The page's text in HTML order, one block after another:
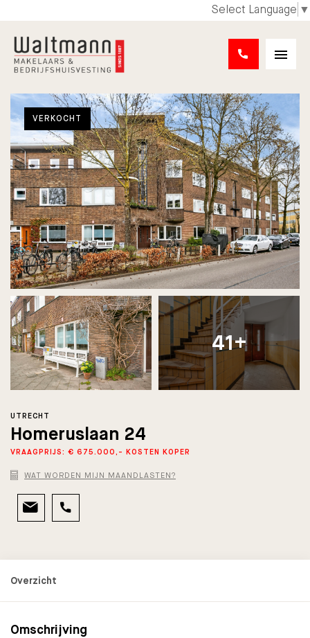
Select Language ▼
VERKOCHT
41+
Homeruslaan 24
UTRECHT
VRAAGPRIJS: € 675.000,- KOSTEN KOPER
WAT WORDEN MIJN MAANDLASTEN?
Omschrijving